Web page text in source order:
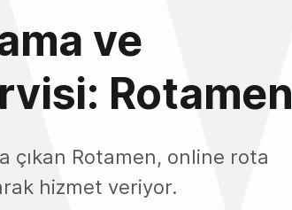
ve
Rotamen
çıkan Rotamen, online rota
hizmet veriyor.